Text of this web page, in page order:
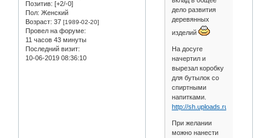
Позитив: [+2/-0]
Пол: Женский
Возраст: 37 [1989-02-20]
Провел на форуме:
11 часов 43 минуты
Последний визит:
10-06-2019 08:36:10
дело развития
деревянных
изделий
На досуге
начертил и
вырезал коробку
для бутылок со
спиртными
напитками.
http://sh.uploads.ru/t/O7ID2.jpg
При желании
можно нанести